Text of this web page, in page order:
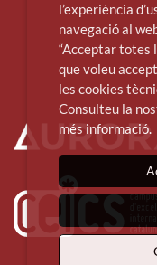
l’experiència
navegació al
“Acceptar totes
que voleu
les cookies
Consulteu la
més informació.